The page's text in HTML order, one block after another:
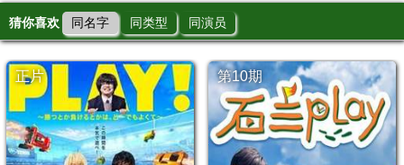
猜你喜欢 同名字 同类型 同演员
正片 第10期